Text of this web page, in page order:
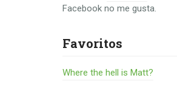
Facebook no me gusta.
Favoritos
Where the hell is Matt?